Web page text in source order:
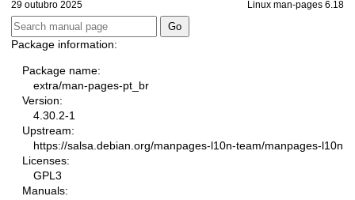
29 outubro 2025 Linux man-pages 6.18
Package information:
Package name:
extra/man-pages-pt_br
Version:
4.30.2-1
Upstream:
https://salsa.debian.org/manpages-l10n-team/manpages-l10n
Licenses:
GPL3
Manuals: